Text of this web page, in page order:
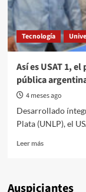
Tecnología
Así es USAT 1,
pública
4 meses ago
Desarrollado
Plata (UNLP), el
Leer másRead
es
Auspiciantes